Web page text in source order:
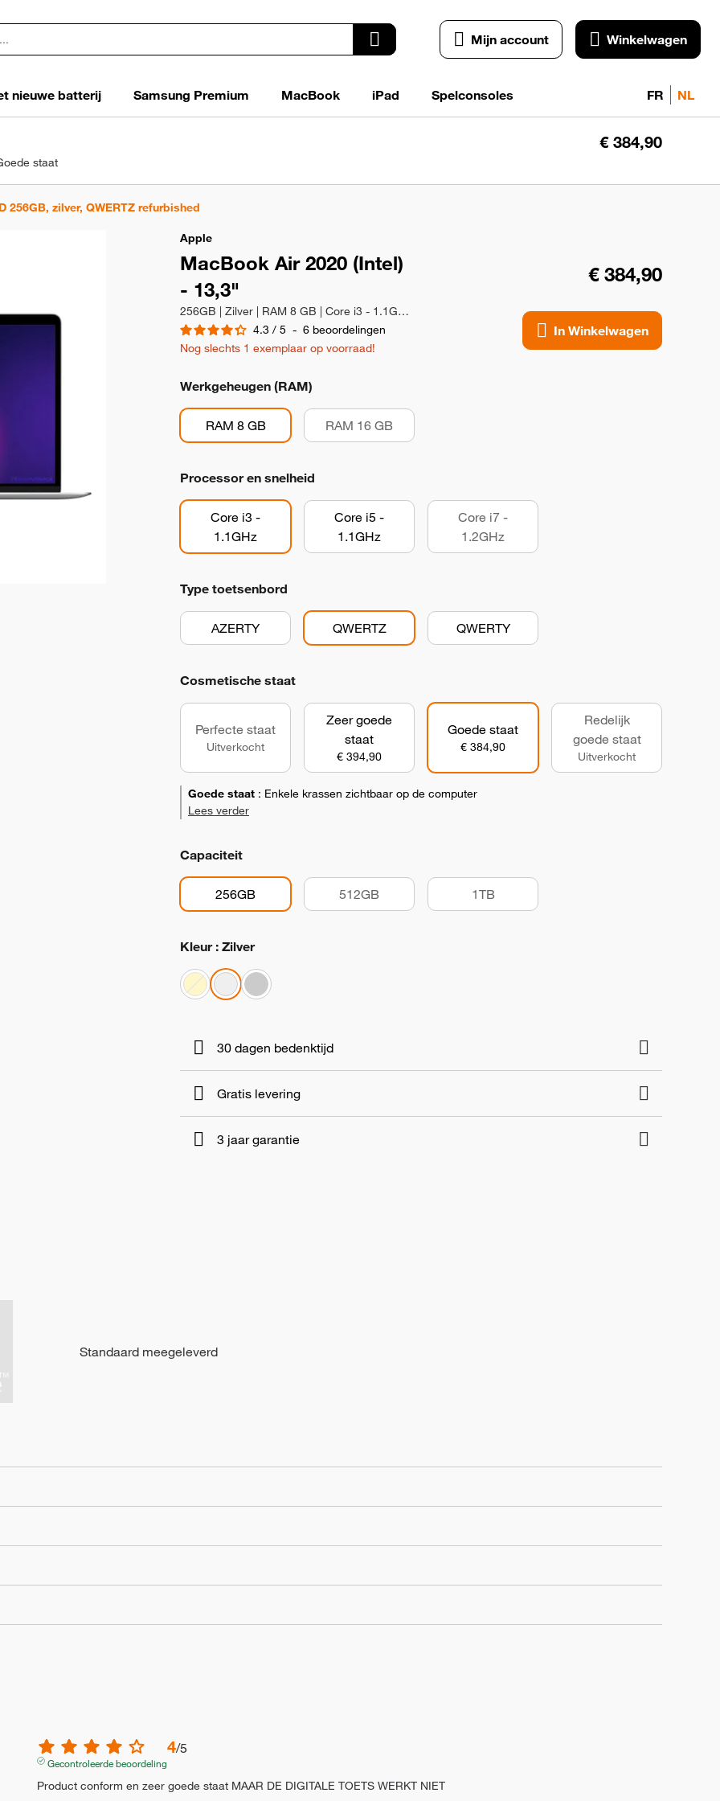
Mijn account Winkelwagen
nieuwe batterij Samsung Premium MacBook iPad Spelconsoles FR NL
staat
€ 384,90
256GB, zilver, QWERTZ refurbished
Apple
MacBook Air 2020 (Intel)
- 13,3"
256GB | Zilver | RAM 8 GB | Core i3 - 1.1GHz | QWERTZ | Goede staat
4.3 / 5 - 6 beoordelingen
Nog slechts 1 exemplaar op voorraad!
€ 384,90
In Winkelwagen
Werkgeheugen (RAM)
RAM 8 GB RAM 16 GB
Processor en snelheid
Core i3 -
1.1GHz
Core i5 -
1.1GHz
Core i7 -
1.2GHz
Type toetsenbord
AZERTY QWERTZ QWERTY
Cosmetische staat
Perfecte staat
Uitverkocht
Zeer goede
staat
€ 394,90
Goede staat
€ 384,90
Redelijk
goede staat
Uitverkocht
Goede staat : Enkele krassen zichtbaar op de computer
Lees verder
Capaciteit
256GB 512GB 1TB
Kleur : Zilver
30 dagen bedenktijd
Gratis levering
3 jaar garantie
Standaard meegeleverd
4/5
Gecontroleerde beoordeling
Product conform en zeer goede staat MAAR DE DIGITALE TOETS WERKT NIET